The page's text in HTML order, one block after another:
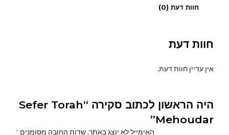
חוות דעת (0)
חוות דעת
אין עדיין חוות דעת.
היה הראשון לכתוב סקירה “Sefer Torah
Mehoudar”
האימייל לא יוצג באתר.שדות החובה מסומנים *